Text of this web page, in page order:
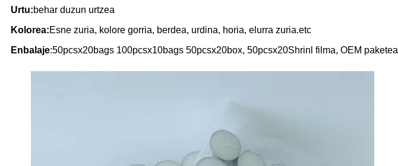
Urtu:behar duzun urtzea
Kolorea:Esne zuria, kolore gorria, berdea, urdina, horia, elurra zuria.etc
Enbalaje:50pcsx20bags 100pcsx10bags 50pcsx20box, 50pcsx20Shrinl filma, OEM paketea